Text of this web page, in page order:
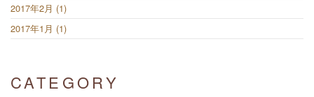
2017年2月 (1)
2017年1月 (1)
CATEGORY